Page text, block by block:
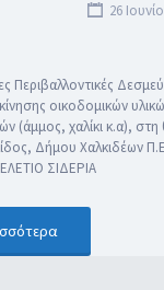
26
Περιβαλλοντικές
οικοδομικών
(άμμος, χαλίκι κ.α),
Δήμου Χαλκιδέων
ΣΙΔΕΡΙΑ